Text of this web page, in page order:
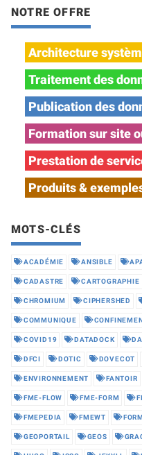
NOTRE OFFRE
Architecture
Traitement des
Publication des
Formation sur site
Prestation de
Produits &
MOTS-CLÉS
ACADÉMIE ANSIBLE
CADASTRE CARTOGRAPHIE
CHROMIUM CIPHERSHED
COMMUNIQUE
COVID19 DATADOCK
DFCI DOTIC DOVECOT
ENVIRONNEMENT FANTOIR
FME-FLOW FME-FORM
FMEPEDIA FMEWT
GEOPORTAIL GEOS